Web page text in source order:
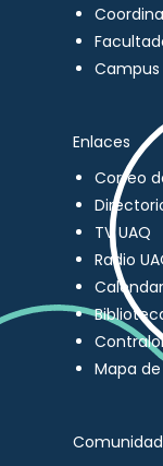
Campus
Enlaces
Correo
TV UAQ
Radio
Mapa